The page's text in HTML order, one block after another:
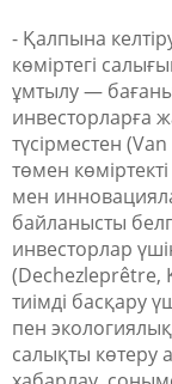
- Қалпына
көміртегі
ұмтылу —
инвесторларға
түсірместен
төмен
мен
байланысты
инвесторлар
(Dechezleprêtre,
тиімді басқару
пен
салықты көтеру